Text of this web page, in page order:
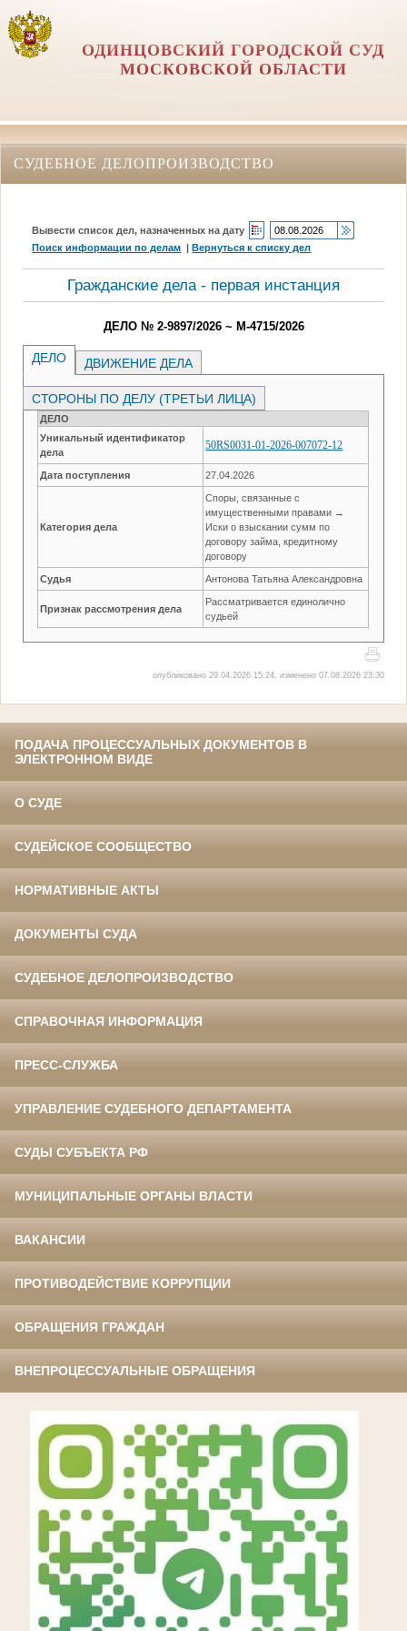
ОДИНЦОВСКИЙ ГОРОДСКОЙ СУД
МОСКОВСКОЙ ОБЛАСТИ
СУДЕБНОЕ ДЕЛОПРОИЗВОДСТВО
Вывести список дел, назначенных на дату
Поиск информации по делам |Вернуться к списку дел
Гражданские дела - первая инстанция
ДЕЛО № 2-9897/2026 ~ М-4715/2026
ДЕЛО ДВИЖЕНИЕ ДЕЛА
СТОРОНЫ ПО ДЕЛУ (ТРЕТЬИ ЛИЦА)
ДЕЛО
Уникальный идентификатор
дела
50RS0031-01-2026-007072-12
Дата поступления 27.04.2026
Категория дела
Споры, связанные с
имущественными правами →
Иски о взыскании сумм по
договору займа, кредитному
договору
Судья Антонова Татьяна Александровна
Признак рассмотрения дела
Рассматривается единолично
судьей
опубликовано 29.04.2026 15:24, изменено 07.08.2026 23:30
ПОДАЧА ПРОЦЕССУАЛЬНЫХ ДОКУМЕНТОВ В
ЭЛЕКТРОННОМ ВИДЕ
О СУДЕ
СУДЕЙСКОЕ СООБЩЕСТВО
НОРМАТИВНЫЕ АКТЫ
ДОКУМЕНТЫ СУДА
СУДЕБНОЕ ДЕЛОПРОИЗВОДСТВО
СПРАВОЧНАЯ ИНФОРМАЦИЯ
ПРЕСС-СЛУЖБА
УПРАВЛЕНИЕ СУДЕБНОГО ДЕПАРТАМЕНТА
СУДЫ СУБЪЕКТА РФ
МУНИЦИПАЛЬНЫЕ ОРГАНЫ ВЛАСТИ
ВАКАНСИИ
ПРОТИВОДЕЙСТВИЕ КОРРУПЦИИ
ОБРАЩЕНИЯ ГРАЖДАН
ВНЕПРОЦЕССУАЛЬНЫЕ ОБРАЩЕНИЯ